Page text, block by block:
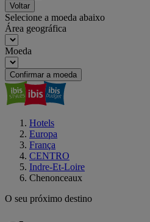
Voltar
Selecione a moeda abaixo
Área geográfica
Moeda
Confirmar a moeda
Hotels
Europa
França
CENTRO
Indre-Et-Loire
Chenonceaux
O seu próximo destino